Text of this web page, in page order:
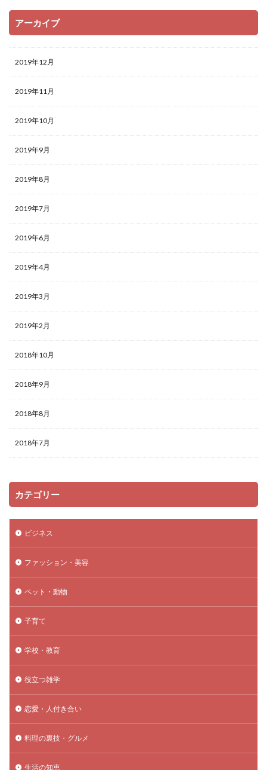
アーカイブ
2019年12月
2019年11月
2019年10月
2019年9月
2019年8月
2019年7月
2019年6月
2019年4月
2019年3月
2019年2月
2018年10月
2018年9月
2018年8月
2018年7月
カテゴリー
ビジネス
ファッション・美容
ペット・動物
子育て
学校・教育
役立つ雑学
恋愛・人付き合い
料理の裏技・グルメ
生活の知恵